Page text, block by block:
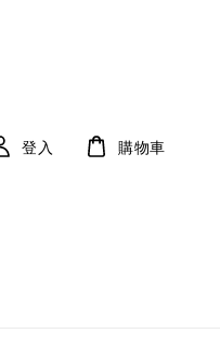
登入 購物車